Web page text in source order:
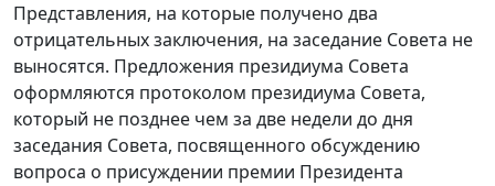
Представления, на которые получено два
отрицательных заключения, на заседание Совета не
выносятся. Предложения президиума Совета
оформляются протоколом президиума Совета,
который не позднее чем за две недели до дня
заседания Совета, посвященного обсуждению
вопроса о присуждении премии Президента